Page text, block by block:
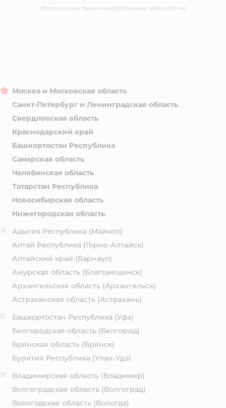
Используем рекомендательные технологии
Москва и Московская область
Санкт-Петербург и Ленинградская область
Свердловская область
Краснодарский край
Башкортостан Республика
Самарская область
Челябинская область
Татарстан Республика
Новосибирская область
Нижегородская область
Адыгея Республика (Майкоп)
Алтай Республика (Горно-Алтайск)
Алтайский край (Барнаул)
Амурская область (Благовещенск)
Архангельская область (Архангельск)
Астраханская область (Астрахань)
Башкортостан Республика (Уфа)
Белгородская область (Белгород)
Брянская область (Брянск)
Бурятия Республика (Улан-Удэ)
Владимирская область (Владимир)
Волгоградская область (Волгоград)
Вологодская область (Вологда)